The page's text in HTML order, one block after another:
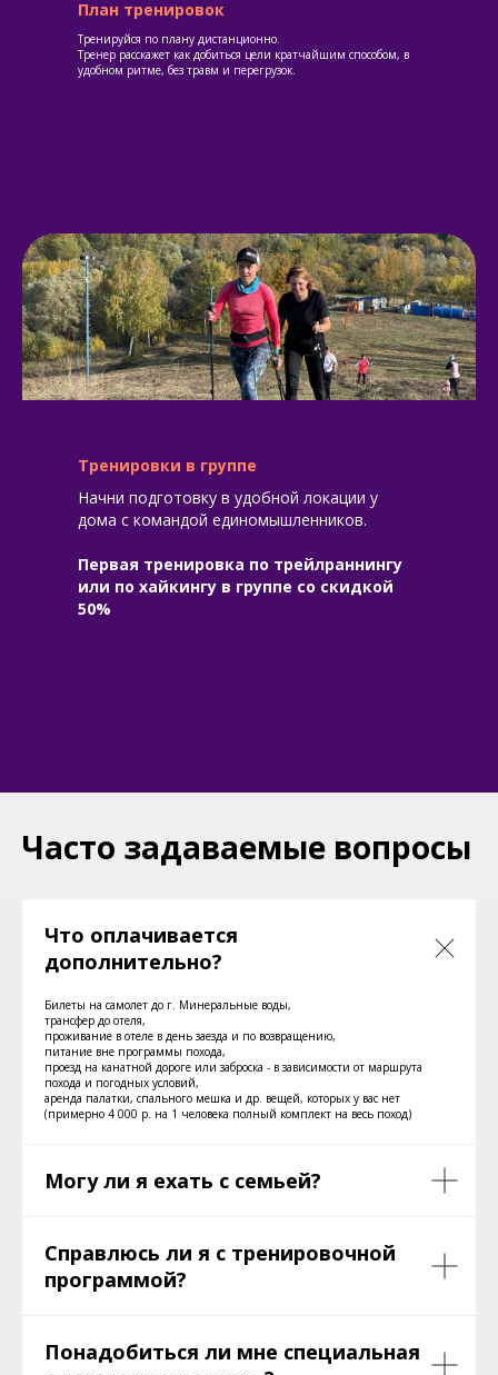
План тренировок
Тренируйся по плану дистанционно.
Тренер расскажет как добиться цели кратчайшим способом, в
удобном ритме, без травм и перегрузок.
Тренировки в группе
Начни подготовку в удобной локации у
дома с командой единомышленников.
Первая тренировка по трейлраннингу
или по хайкингу в группе со скидкой
50%
Часто задаваемые вопросы
Что оплачивается
дополнительно?
Билеты на самолет до г. Минеральные воды,
трансфер до отеля,
проживание в отеле в день заезда и по возвращению,
питание вне программы похода,
проезд на канатной дороге или заброска - в зависимости от маршрута
похода и погодных условий,
аренда палатки, спального мешка и др. вещей, которых у вас нет
(примерно 4 000 р. на 1 человека полный комплект на весь поход)
Могу ли я ехать с семьей?
Справлюсь ли я с тренировочной
программой?
Понадобиться ли мне специальная
телеграм с анонсами путешествий
и новостями. Узнавайте первыми о
новых маршрутах и акциях!